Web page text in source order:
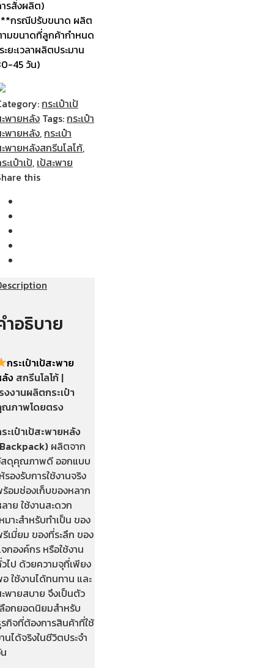
รสั่งผลิต)
กรณีปรับขนาด ผลิต
มขนาดที่ลูกค้ากำหนด
ะยะเวลาผลิตประมาน
45 วัน)
กระเป๋าเป้
พายหลัง Tags:กระเป๋า
พายหลัง,กระเป๋า
พายหลังสกรีนโลโก้,
ะเป๋าเป้, เป้สะพาย
this
ำอธิบาย
กระเป๋าเป้สะพาย
ง สกรีนโลโก้ |
งงานผลิตกระเป๋า
ภาพโดยตรง
ะเป๋าเป้สะพายหลัง
ผลิตจาก
ดุคุณภาพดี ออกแบบ
รองรับการใช้งานจริง
อมช่องเก็บของหลาก
าย ใช้งานสะดวก
มาะสำหรับทำเป็น ของ
เมี่ยม ของที่ระลึก ของ
กองค์กร หรือใช้งาน
ไป ด้วยความจุที่เพียง
ใช้งานได้ทนทาน และ
พายสบาย จึงเป็นตัว
อกยอดนิยมสำหรับ
กิจที่ต้องการสินค้าที่ใช้
นได้จริงในชีวิตประจำ